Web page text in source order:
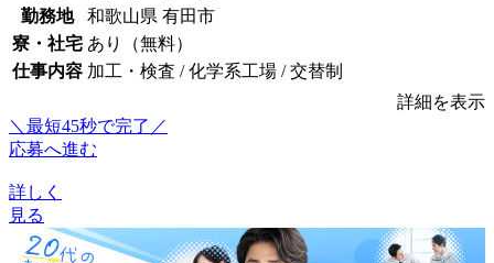
勤務地
和歌山県 有田市
寮・社宅 あり（無料）
仕事内容 加工・検査 / 化学系工場 / 交替制
詳細を表示
＼最短45秒で完了／
応募へ進む
詳しく
見る